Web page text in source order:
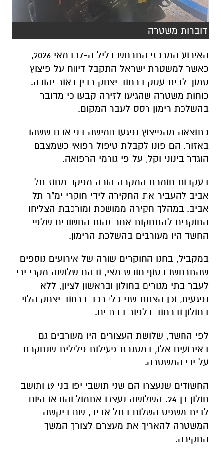
דוברות משטרה
האירוע המרכזי התרחש בליל ה-17 במאי 2026,
כאשר למשטרת ישראל התקבל דיווח על פיצוץ
סמוך לבית עסק ברחוב יצחק רבין באור יהודה.
כוחות משטרה שהגיעו לזירה קבעו כי מדובר
בהשלכת רימון רסס לעבר המקום.
כתוצאה מהפיצוץ נפגעו חמישה בני אדם ששהו
באזור. הם פונו לקבלת טיפול רפואי כשמצבם
הוגדר בינוני וקל, על פי גורמי הרפואה.
בעקבות חומרת המקרה הורה מפקד מחוז תל
אביב להעביר את החקירה לידי חוקרי ימ"ר תל
אביב. במהלך חקירה ממושכת ומורכבת הצליחו
החוקרים להתחקות אחר זהות החשודים שלפי
החשד היו מעורבים בהשלכת הרימון.
במקביל, בחנו החוקרים שורה של אירועים נוספים
שהתרחשו בסוף חודש מאי, ובהם שלושה מקרי ירי
לעבר בתי מגורים בחולון ובראשון לציון, ללא
נפגעים, וכן הצתת שני כלי רכב ברחוב יצחק הלוי
בחולון וברחוב בלפור בבת ים.
לפי החשד, שלושת העצורים היו מעורבים גם
באירועים אלו, במסגרת פעילות פלילית שנחקרת
על ידי המשטרה.
החשודים שנעצרו הם שני תושבי יפו בני 19 ותושב
חולון בן 24. השלושה נעצרו אתמול והובאו היום
לבית משפט השלום בתל אביב, שם ביקשה
המשטרה להאריך את מעצרם לצורך המשך
החקירה.